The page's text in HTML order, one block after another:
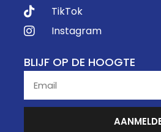
TikTok
Instagram
BLIJF OP DE HOOGTE